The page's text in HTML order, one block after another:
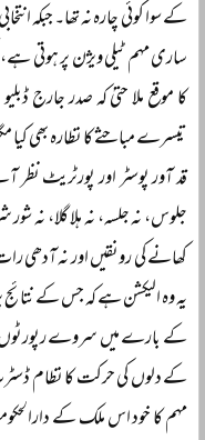
کے سوا کوئی چارہ نہ تھا۔ جبکہ
ساری مہم ٹیلی ویژن پر ہوتی ہے،
کا موقع ملا حتیٰ کہ صدر
تیسرے مباحثے کا نظارہ بھی کیا
قد آور پوسٹر اور پورٹریٹ نظر
جلوس، نہ جلسہ، نہ ہلا گلا، نہ
کھانے کی رونقیں اور نہ آدھی
یہ وہ الیکشن ہے کہ جس کے
کے بارے میں سروے رپورٹوں
کے دلوں کی حرکت کا نظام
مہم کا خود اس ملک کے